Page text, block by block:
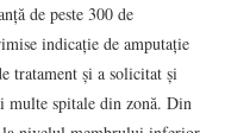
de peste 300 de
indicație de amputație
tratament și a solicitat și
multe spitale din zonă. Din